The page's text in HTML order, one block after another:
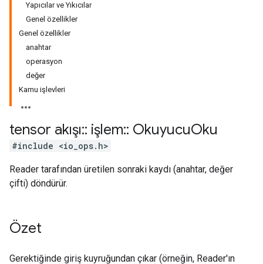
Yapıcılar ve Yıkıcılar
Genel özellikler
Genel özellikler
anahtar
operasyon
değer
Kamu işlevleri
tensor akışı:: işlem:: OkuyucuOku
#include <io_ops.h>
Reader tarafından üretilen sonraki kaydı (anahtar, değer
çifti) döndürür.
Özet
Gerektiğinde giriş kuyruğundan çıkar (örneğin, Reader'ın